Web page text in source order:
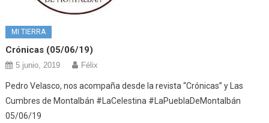
MI TIERRA
Crónicas (05/06/19)
5 junio, 2019 Félix
Pedro Velasco, nos acompaña desde la revista “Crónicas” y Las
Cumbres de Montalbán #LaCelestina #LaPueblaDeMontalbán
05/06/19